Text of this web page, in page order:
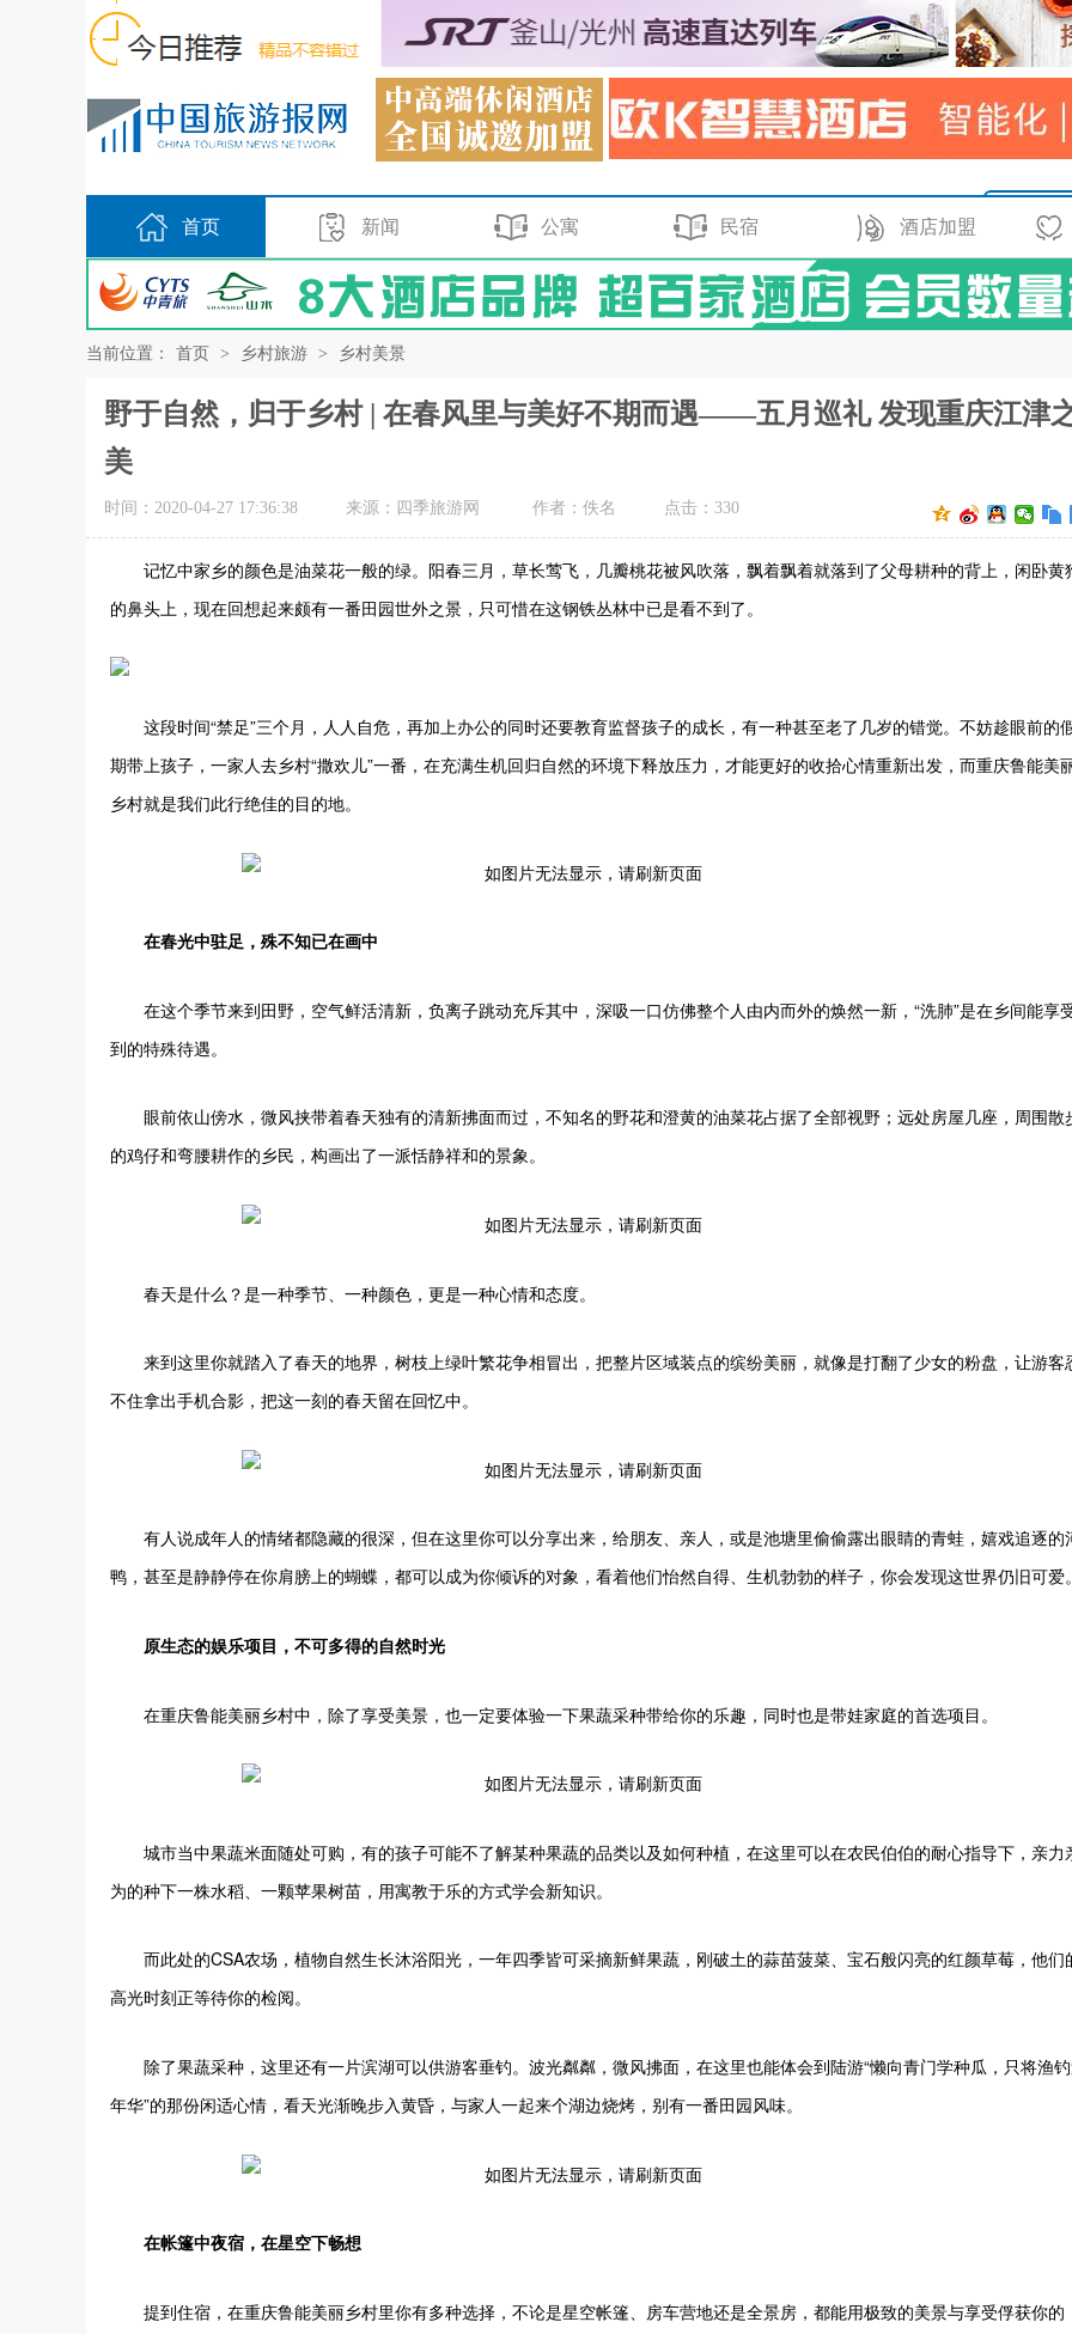
首页 新闻 公寓 民宿 酒店加盟
当前位置： 首页 > 乡村旅游 > 乡村美景
野于自然，归于乡村 | 在春风里与美好不期而遇——五月巡礼 发现重庆江津
美
时间：2020-04-27 17:36:38 来源：四季旅游网 作者：佚名 点击： 330
记忆中家乡的颜色是油菜花一般的绿。阳春三月，草长莺飞，几瓣桃花被风吹落，飘着飘着就落到了父母耕种的背上，闲卧黄
的鼻头上，现在回想起来颇有一番田园世外之景，只可惜在这钢铁丛林中已是看不到了。
这段时间“禁足”三个月，人人自危，再加上办公的同时还要教育监督孩子的成长，有一种甚至老了几岁的错觉。不妨趁眼前的
期带上孩子，一家人去乡村“撒欢儿”一番，在充满生机回归自然的环境下释放压力，才能更好的收拾心情重新出发，而重庆鲁能美
乡村就是我们此行绝佳的目的地。
在春光中驻足，殊不知已在画中
在这个季节来到田野，空气鲜活清新，负离子跳动充斥其中，深吸一口仿佛整个人由内而外的焕然一新，“洗肺”是在乡间能享
到的特殊待遇。
眼前依山傍水，微风挟带着春天独有的清新拂面而过，不知名的野花和澄黄的油菜花占据了全部视野；远处房屋几座，周围散
的鸡仔和弯腰耕作的乡民，构画出了一派恬静祥和的景象。
春天是什么？是一种季节、一种颜色，更是一种心情和态度。
来到这里你就踏入了春天的地界，树枝上绿叶繁花争相冒出，把整片区域装点的缤纷美丽，就像是打翻了少女的粉盘，让游客
不住拿出手机合影，把这一刻的春天留在回忆中。
有人说成年人的情绪都隐藏的很深，但在这里你可以分享出来，给朋友、亲人，或是池塘里偷偷露出眼睛的青蛙，嬉戏追逐的
鸭，甚至是静静停在你肩膀上的蝴蝶，都可以成为你倾诉的对象，看着他们怡然自得、生机勃勃的样子，你会发现这世界仍旧可爱
原生态的娱乐项目，不可多得的自然时光
在重庆鲁能美丽乡村中，除了享受美景，也一定要体验一下果蔬采种带给你的乐趣，同时也是带娃家庭的首选项目。
城市当中果蔬米面随处可购，有的孩子可能不了解某种果蔬的品类以及如何种植，在这里可以在农民伯伯的耐心指导下，亲力
为的种下一株水稻、一颗苹果树苗，用寓教于乐的方式学会新知识。
而此处的CSA农场，植物自然生长沐浴阳光，一年四季皆可采摘新鲜果蔬，刚破土的蒜苗菠菜、宝石般闪亮的红颜草莓，他们
高光时刻正等待你的检阅。
除了果蔬采种，这里还有一片滨湖可以供游客垂钓。波光粼粼，微风拂面，在这里也能体会到陆游“懒向青门学种瓜，只将渔
年华”的那份闲适心情，看天光渐晚步入黄昏，与家人一起来个湖边烧烤，别有一番田园风味。
在帐篷中夜宿，在星空下畅想
提到住宿，在重庆鲁能美丽乡村里你有多种选择，不论是星空帐篷、房车营地还是全景房，都能用极致的美景与享受俘获你的